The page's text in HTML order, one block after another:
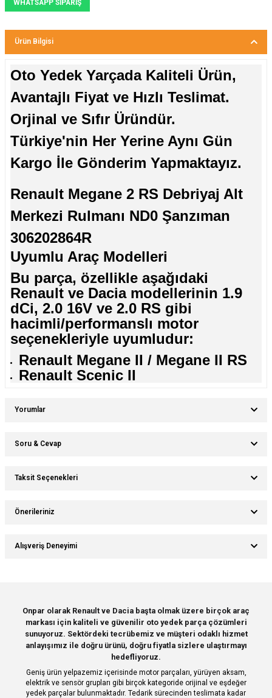
WHATSAPP SİPARİŞ
Ürün Bilgisi
Oto Yedek Yarçada Kaliteli Ürün,
Avantajlı Fiyat ve Hızlı Teslimat.
Orjinal ve Sıfır Üründür.
Türkiye'nin Her Yerine Aynı Gün
Kargo İle Gönderim Yapmaktayız.
Renault Megane 2 RS Debriyaj Alt
Merkezi Rulmanı ND0 Şanzıman
306202864R
Uyumlu Araç Modelleri
Bu parça, özellikle aşağıdaki
Renault ve Dacia modellerinin 1.9
dCi, 2.0 16V ve 2.0 RS gibi
hacimli/performanslı motor
seçenekleriyle uyumludur:
Renault Megane II / Megane II RS
Renault Scenic II
Yorumlar
Soru & Cevap
Taksit Seçenekleri
Önerileriniz
Bu ürünün fiyat bilgisi, resim, ürün açıklamalarında ve diğer konularda
yetersiz gördüğünüz noktaları öneri formunu kullanarak tarafımıza
Ürün resmi kalitesiz, bozuk veya görüntülenemiyor.
Ürün açıklamasında eksik bilgiler bulunuyor.
Ürün bilgilerinde hatalar bulunuyor.
Ürün fiyatı diğer sitelerden daha pahalı.
Bu ürüne benzer farklı alternatifler olmalı.
Alışveriş Deneyimi
Deneyimini Paylaş
Onpar olarak Renault ve Dacia başta olmak üzere birçok araç
markası için kaliteli ve güvenilir oto yedek parça çözümleri
sunuyoruz. Sektördeki tecrübemiz ve müşteri odaklı hizmet
anlayışımız ile doğru ürünü, doğru fiyatla sizlere ulaştırmayı
hedefliyoruz.
Geniş ürün yelpazemiz içerisinde motor parçaları, yürüyen aksam,
elektrik ve sensör grupları gibi birçok kategoride orijinal ve eşdeğer
yedek parçalar bulunmaktadır. Tedarik sürecinden teslimata kadar